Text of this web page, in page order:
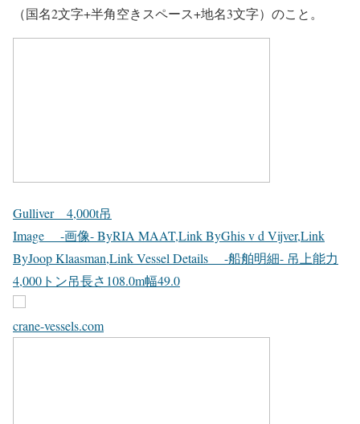
（国名2文字+半角空きスペース+地名3文字）のこと。
Gulliver 4,000t吊
Image -画像- ByRIA MAAT,Link ByGhis v d Vijver,Link
ByJoop Klaasman,Link Vessel Details -船舶明細- 吊上能力
4,000トン吊長さ108.0m幅49.0
crane-vessels.com